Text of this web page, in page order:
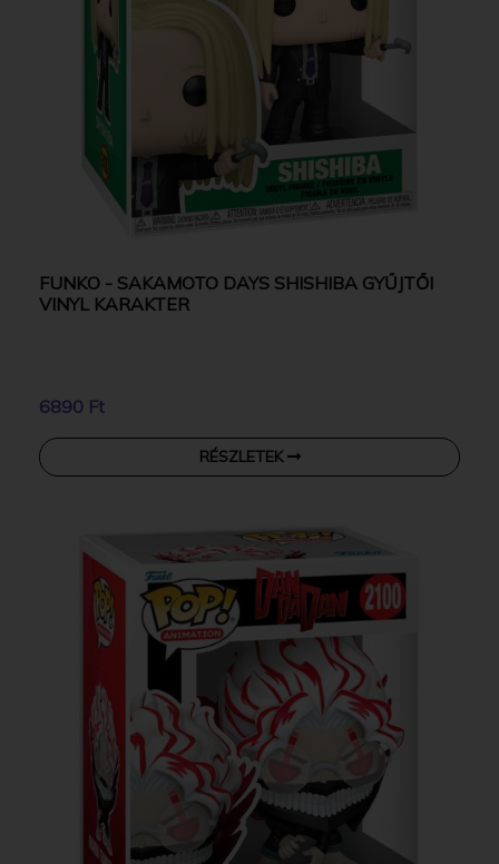
FUNKO - SAKAMOTO DAYS SHISHIBA GYŰJTŐI
VINYL KARAKTER
6890 Ft
RÉSZLETEK